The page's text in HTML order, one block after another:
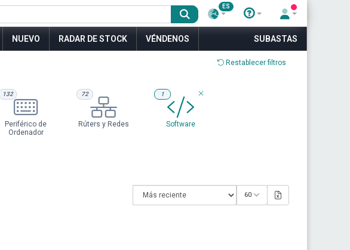
ES
NUEVO RADAR DE STOCK VÉNDENOS SUBASTAS
Restablecer filtros
132
Periférico de
Ordenador
72
Rúters y Redes
1
Software
60